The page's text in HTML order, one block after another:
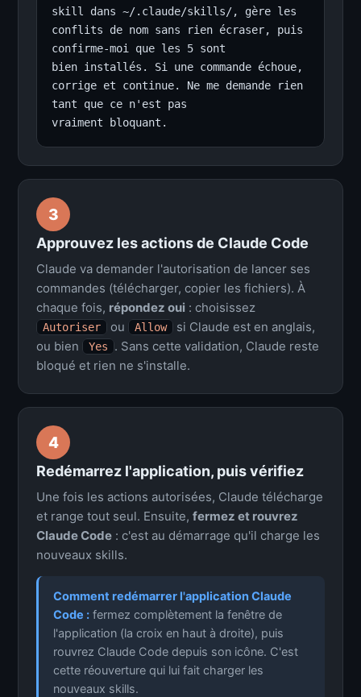
skill dans ~/.claude/skills/, gère les
conflits de nom sans rien écraser, puis
confirme-moi que les 5 sont
bien installés. Si une commande échoue,
corrige et continue. Ne me demande rien
tant que ce n'est pas
vraiment bloquant.
3
Approuvez les actions de Claude Code
Claude va demander l'autorisation de lancer ses
commandes (télécharger, copier les fichiers). À
chaque fois, répondez oui : choisissez
Autoriser ou Allow
si Claude est en anglais,
ou bien
Yes
. Sans cette validation, Claude reste
bloqué et rien ne s'installe.
4
Redémarrez l'application, puis vérifiez
Une fois les actions autorisées, Claude télécharge
et range tout seul. Ensuite, fermez et rouvrez
Claude Code : c'est au démarrage qu'il charge les
nouveaux skills.
Comment redémarrer l'application Claude
Code : fermez complètement la fenêtre de
l'application (la croix en haut à droite), puis
rouvrez Claude Code depuis son icône. C'est
cette réouverture qui lui fait charger les
nouveaux skills.